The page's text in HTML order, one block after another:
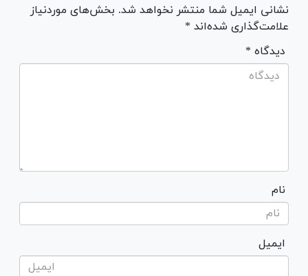
نشانی ایمیل شما منتشر نخواهد شد. بخش‌های موردنیاز
علامت‌گذاری شده‌اند *
* دیدگاه
نام
ایمیل